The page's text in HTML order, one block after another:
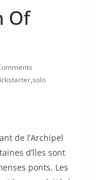
Of
,solo
de l’Archipel
d’îles sont
ponts. Les